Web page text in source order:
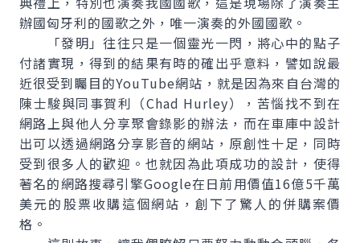
辦國匈牙利的國歌之外，唯一演奏的外國國歌。
「發明」往往只是一個靈光一閃，將心中的點子
付諸實現，得到的結果有時的確出乎意料，譬如說最
近很受到矚目的YouTube網站，就是因為來自台灣的
陳士駿與同事賀利（Chad Hurley），苦惱找不到在
網路上與他人分享聚會錄影的辦法，而在車庫中設計
出可以透過網路分享影音的網站，原創性十足，同時
受到很多人的歡迎。也就因為此項成功的設計，使得
著名的網路搜尋引擎Google在日前用價值16億5千萬
美元的股票收購這個網站，創下了驚人的併購案價
格。